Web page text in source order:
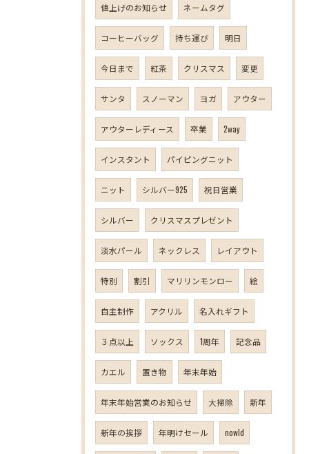
値上げのお知らせ ネームタグ
コーヒーバッグ 持ち運び 明日
今日まで 紅茶 クリスマス 変更
サンタ スノーマン ヨガ アウター
アウターレディース 卒業 2way
インスタント パイピングニット
ニット シルバー925 祝日営業
シルバー クリスマスプレゼント
淡水パール ネックレス レイアウト
特別 割引 マリリンモンロー 絵
自主制作 アクリル 名入れギフト
３点以上 ソックス 1周年 記念品
カエル 置き物 年末年始
年末年始営業のお知らせ 大掃除 新年
新年の挨拶 年明けセール nowld